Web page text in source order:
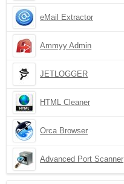
eMail Extractor
Ammyy Admin
JETLOGGER
HTML Cleaner
Orca Browser
Advanced Port Scanner